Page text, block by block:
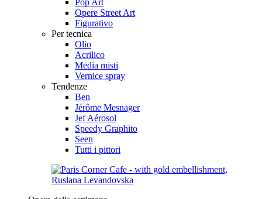
Opere Street Art
Figurativo
Per tecnica
Olio
Acrilico
Media misti
Vernice spray
Tendenze
Ben
Jérôme Mesnager
Jef Aérosol
Speedy Graphito
Seen
Tutti i pittori